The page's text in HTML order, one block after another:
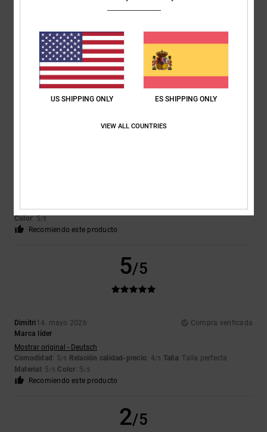
Todo bien
Mostrar original - Deutsch
Comodidad: 5/5 Relación calidad-precio : 4/5 Talla
Material: 5/5 Color: 5/5
Recomiendo este producto
Comodidad: 5 Relación calidad-precio: 5 Talla: GrandeMaterial: 5
Color: 5/5
Recomiendo este producto
5/5
Dimitri 14. mayo 2026
Compra verificada
Marca líder
Mostrar original - Deutsch
Comodidad : 5/5 Relación calidad-precio: 4/5 Talla: Talla perfecta
Material : 5 /5 Color: 5/5
Recomiendo este producto
2/5
US SHIPPING ONLY ES SHIPPING ONLY
VIEW ALL COUNTRIES